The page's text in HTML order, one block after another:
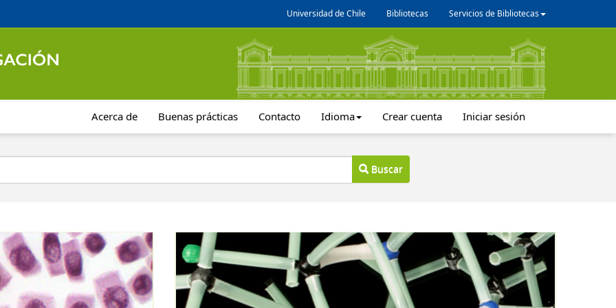
Universidad de Chile Bibliotecas Servicios de Bibliotecas
Acerca de Buenas prácticas Contacto Idioma Crear cuenta Iniciar sesión
Buscar